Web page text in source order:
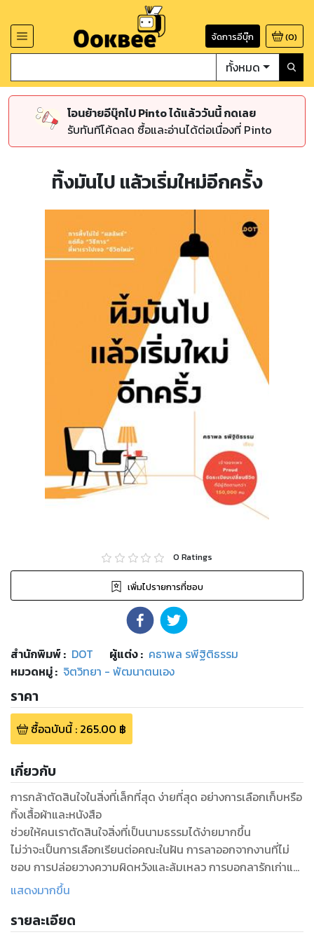
จัดการอีบุ๊ก (0)
ทั้งหมด
โอนย้ายอีบุ๊กไป Pinto ได้แล้ววันนี้ กดเลย
รับทันทีโค้ดลด ซื้อและอ่านได้ต่อเนื่องที่ Pinto
ทิ้งมันไป แล้วเริ่มใหม่อีกครั้ง
0 Ratings
เพิ่มไปรายการที่ชอบ
สำนักพิมพ์: DOT ผู้แต่ง : คธาพล รพีฐิติธรรม
หมวดหมู่: จิตวิทยา - พัฒนาตนเอง
ราคา
ซื้อฉบับนี้: 265.00 ฿
เกี่ยวกับ
การกล้าตัดสินใจในสิ่งที่เล็กที่สุด ง่ายที่สุด อย่างการเลือกเก็บหรือ
ทิ้งเสื้อผ้าและหนังสือ
ช่วยให้คนเราตัดสินใจสิ่งที่เป็นนามธรรมได้ง่ายมากขึ้น
ไม่ว่าจะเป็นการเลือกเรียนต่อคณะในฝัน การลาออกจากงานที่ไม่
ชอบ การปล่อยวางความผิดหวังและล้มเหลว การบอกลารักเก่าและ
เริ่มต้นรักใหม่
เพราะ “การทิ้ง” คือการสอนให้เราฝึกตัดสินใจ เพื่อใช้ชีวิตให้เรียบ
แสดงมากขึ้น
รายละเอียด